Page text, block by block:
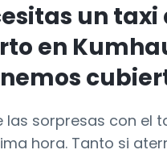
un taxi
en
las sorpresas con el
hora. Tanto si